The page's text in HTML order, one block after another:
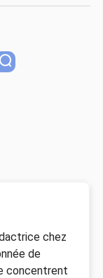
chez
de
concentrent